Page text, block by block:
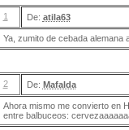
1 De: atila63
Ya, zumito de cebada alemana
2 De: Mafalda
Ahora mismo me convierto en
entre balbuceos: